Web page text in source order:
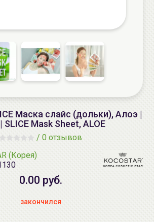
Маска слайс (дольки), Алоэ |
SLICE Mask Sheet, ALOE
/ 0 отзывов
(Корея)
0.00 руб.
закончился